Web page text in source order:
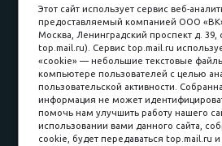
пл. Соляная, 6,
8 (3822) 60-70-
8 (3822) 50-39-
8 (3822) 22-
8 (3822) 50-
Этот сайт использует сервис веб-
предоставляемый компанией ООО «ВК»,
Москва, Ленинградский проспект д.
top.mail.ru). Сервис top.mail.ru
«cookie» — небольшие текстовые
компьютере пользователей с целью
пользовательской активности.
информация не может
помочь нам улучшить работу нашего
использовании вами данного сайта,
cookie, будет передаваться top.mail.ru